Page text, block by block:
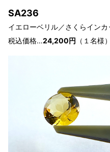
SA236
イエローベリル／さくらインカ
税込価格…24,200円 （１ 名様